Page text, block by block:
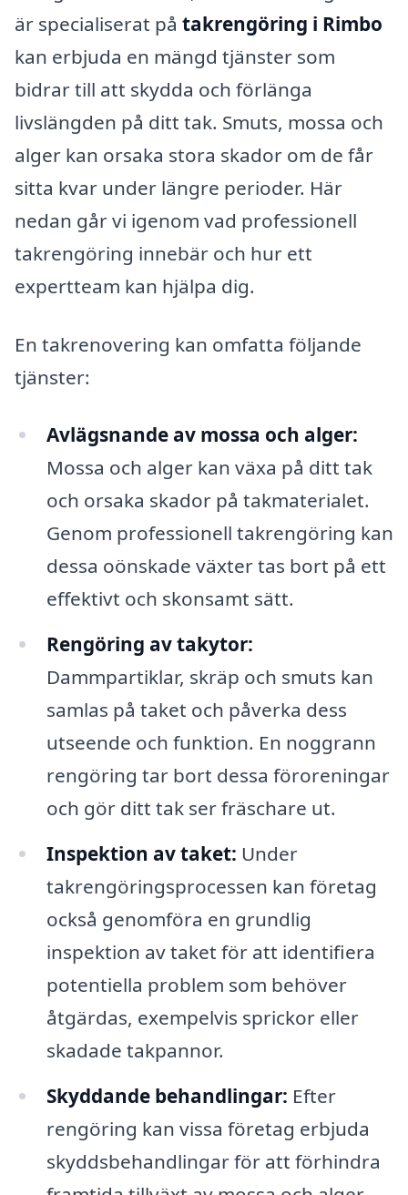
är specialiserat på takrengöring i Rimbo
kan erbjuda en mängd tjänster som
bidrar till att skydda och förlänga
livslängden på ditt tak. Smuts, mossa och
alger kan orsaka stora skador om de får
sitta kvar under längre perioder. Här
nedan går vi igenom vad professionell
takrengöring innebär och hur ett
expertteam kan hjälpa dig.
En takrenovering kan omfatta följande
tjänster:
Avlägsnande av mossa och alger:
Mossa och alger kan växa på ditt tak
och orsaka skador på takmaterialet.
Genom professionell takrengöring kan
dessa oönskade växter tas bort på ett
effektivt och skonsamt sätt.
Rengöring av takytor:
Dammpartiklar, skräp och smuts kan
samlas på taket och påverka dess
utseende och funktion. En noggrann
rengöring tar bort dessa föroreningar
och gör ditt tak ser fräschare ut.
Inspektion av taket: Under
takrengöringsprocessen kan företag
också genomföra en grundlig
inspektion av taket för att identifiera
potentiella problem som behöver
åtgärdas, exempelvis sprickor eller
skadade takpannor.
Skyddande behandlingar: Efter
rengöring kan vissa företag erbjuda
skyddsbehandlingar för att förhindra